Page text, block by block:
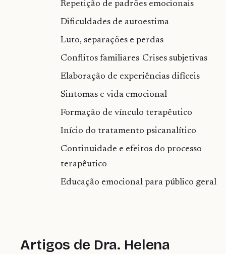
Repetição de padrões emocionais
Dificuldades de autoestima
Luto, separações e perdas
Conflitos familiares Crises subjetivas
Elaboração de experiências difíceis
Sintomas e vida emocional
Formação de vínculo terapêutico
Início do tratamento psicanalítico
Continuidade e efeitos do processo
terapêutico
Educação emocional para público geral
Artigos de Dra. Helena